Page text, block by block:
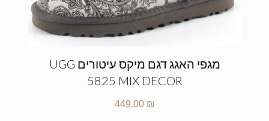
מגפי האגג דגם מיקס עיטורים UGG
5825 MIX DECOR
449.00 ₪